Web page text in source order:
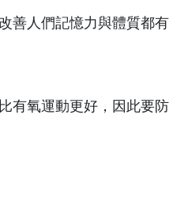
善人們記憶力與體質都有
有氧運動更好，因此要防